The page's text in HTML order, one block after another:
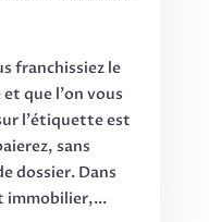
franchissiez le
que l'on vous
l'étiquette est
sans
dossier. Dans
immobilier,...